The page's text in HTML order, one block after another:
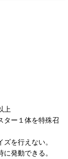
上
ター１体を特殊召
を行えない。
発動できる。